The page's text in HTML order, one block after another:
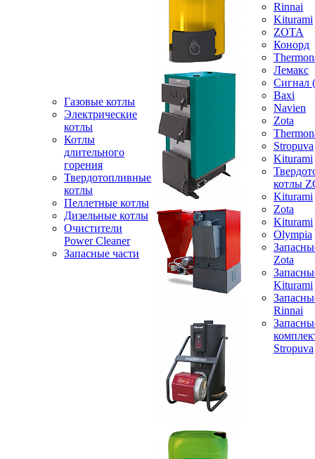
Газовые котлы
Электрические
котлы
Котлы
длительного
горения
Твердотопливные
котлы
Пеллетные котлы
Дизельные котлы
Очистители
Power Cleaner
Запасные части
Rinnai
Kiturami
ZOTA
Конорд
Лемакс
Baxi
Navien
Zota
Stropuva
Kiturami
котлы
Kiturami
Zota
Kiturami
Olympia
Zota
Kiturami
Rinnai
Stropuva